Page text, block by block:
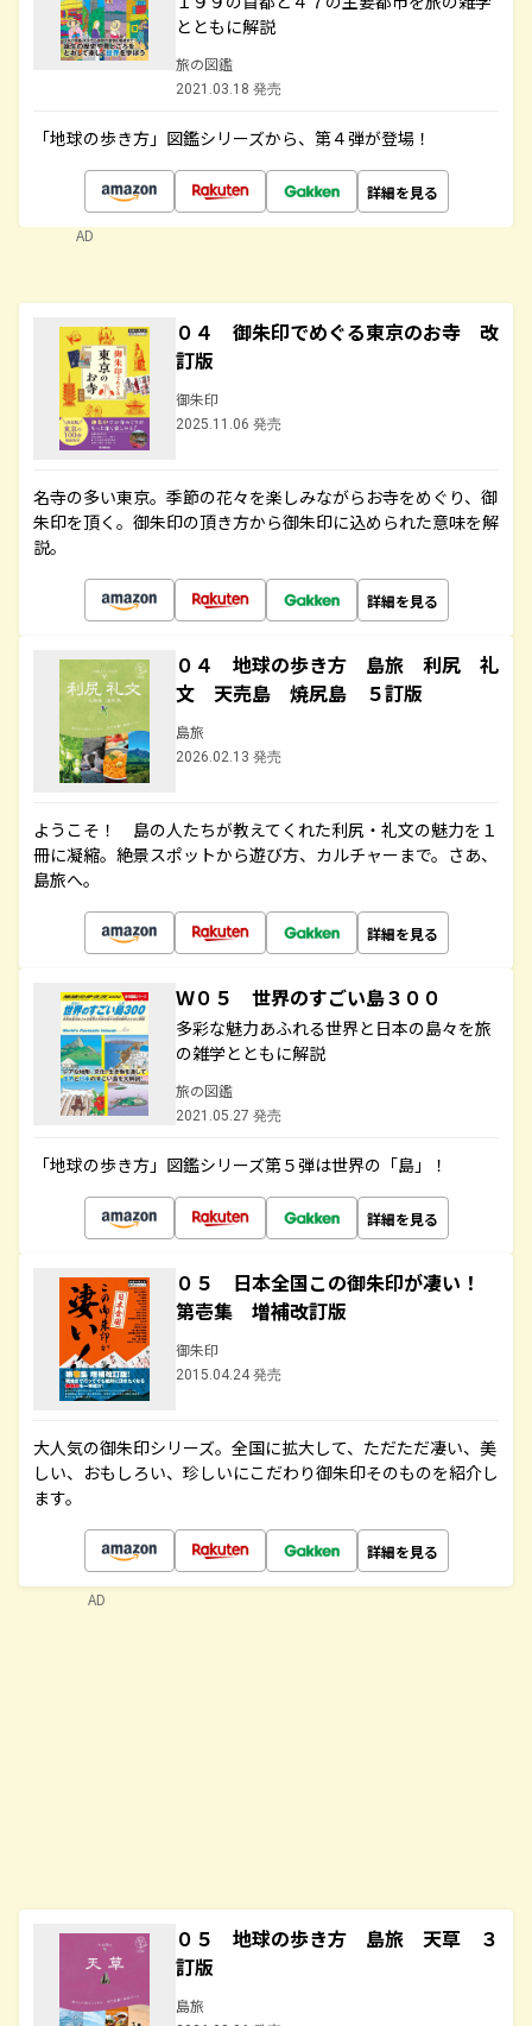
とともに解説
旅の図鑑
2021.03.18 発売
「地球の歩き方」図鑑シリーズから、第４弾が登場！
詳細を見る
AD
０４ 御朱印でめぐる東京のお寺 改
訂版
御朱印
2025.11.06 発売
名寺の多い東京。季節の花々を楽しみながらお寺をめぐり、御
朱印を頂く。御朱印の頂き方から御朱印に込められた意味を解
説。
詳細を見る
０４ 地球の歩き方 島旅 利尻 礼
文 天売島 焼尻島 ５訂版
島旅
2026.02.13 発売
ようこそ！ 島の人たちが教えてくれた利尻・礼文の魅力を１
冊に凝縮。絶景スポットから遊び方、カルチャーまで。さあ、
島旅へ。
詳細を見る
Ｗ０５ 世界のすごい島３００
多彩な魅力あふれる世界と日本の島々を旅
の雑学とともに解説
旅の図鑑
2021.05.27 発売
「地球の歩き方」図鑑シリーズ第５弾は世界の「島」！
詳細を見る
０５ 日本全国この御朱印が凄い！
第壱集 増補改訂版
御朱印
2015.04.24 発売
大人気の御朱印シリーズ。全国に拡大して、ただただ凄い、美
しい、おもしろい、珍しいにこだわり御朱印そのものを紹介し
ます。
詳細を見る
０５ 地球の歩き方 島旅 天草 ３
訂版
島旅
AD